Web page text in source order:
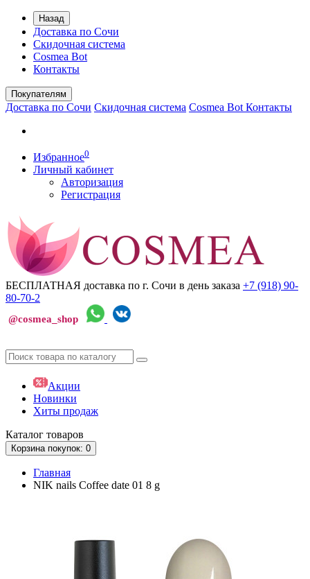
Назад
Доставка по Сочи
Скидочная система
Cosmea Bot
Контакты
Покупателям
Доставка по Сочи Скидочная система Cosmea Bot Контакты
Избранное0
Личный кабинет
Авторизация
Регистрация
БЕСПЛАТНАЯ доставка по г. Сочи в день заказа +7 (918) 90-
80-70-2
@cosmea_shop
Акции
Новинки
Хиты продаж
Каталог товаров
Корзинапокупок: 0
Главная
NIK nails Coffee date 01 8 g